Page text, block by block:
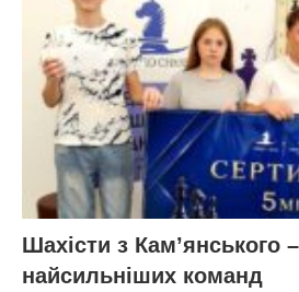
Шахісти з Кам’янського –
найсильніших команд